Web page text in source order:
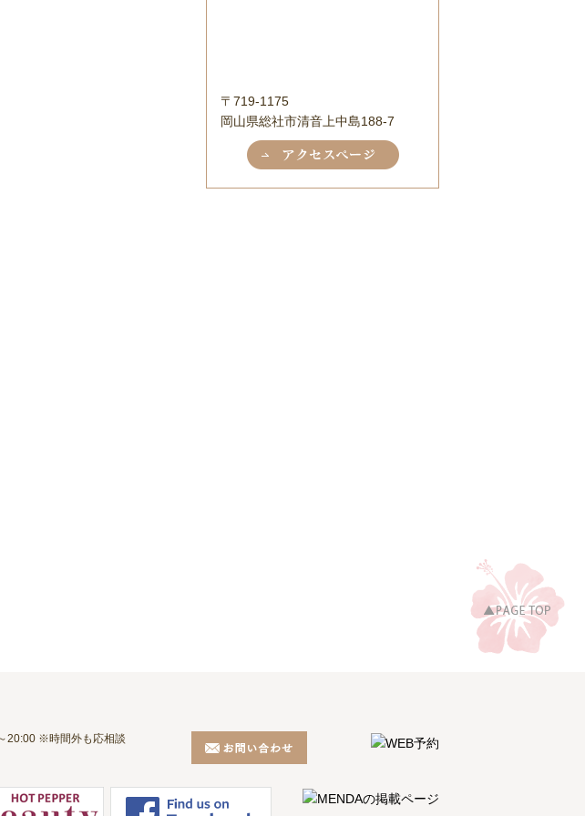
〒719-1175
岡山県総社市清音上中島188-7
20:00 ※時間外も応相談